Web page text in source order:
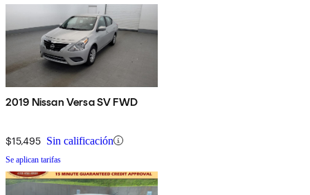
2019 Nissan Versa SV FWD
$15,495 Sin calificación
Se aplican tarifas